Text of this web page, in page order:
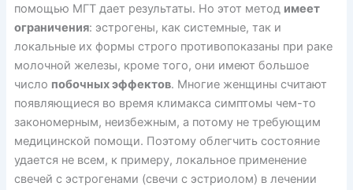
помощью МГТ дает результаты. Но этот метод имеет
ограничения: эстрогены, как системные, так и
локальные их формы строго противопоказаны при раке
молочной железы, кроме того, они имеют большое
число побочных эффектов. Многие женщины считают
появляющиеся во время климакса симптомы чем-то
закономерным, неизбежным, а потому не требующим
медицинской помощи. Поэтому облегчить состояние
удается не всем, к примеру, локальное применение
свечей с эстрогенами (свечи с эстриолом) в лечении